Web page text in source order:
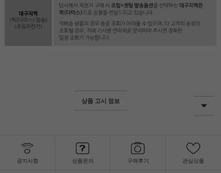
상품 고시 정보
공지사항 상품문의 구매후기 관심상품